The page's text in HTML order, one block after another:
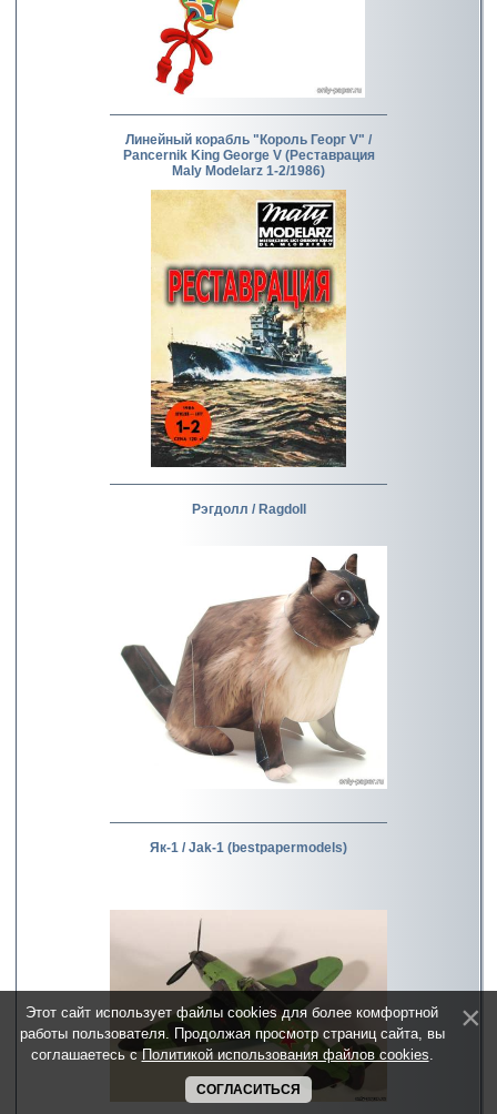
Линейный корабль "Король Георг V" /
Pancernik King George V (Реставрация
Maly Modelarz 1-2/1986)
Рэгдолл / Ragdoll
Як-1 / Jak-1 (bestpapermodels)
Этот сайт использует файлы cookies для более комфортной
работы пользователя. Продолжая просмотр страниц сайта, вы
соглашаетесь сПолитикой использования файлов cookies.
СОГЛАСИТЬСЯ